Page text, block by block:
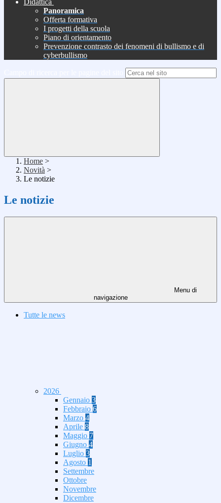
Didattica
Panoramica
Offerta formativa
I progetti della scuola
Piano di orientamento
Prevenzione contrasto dei fenomeni di bullismo e di
cyberbullismo
Home >
Novità >
Le notizie
Le notizie
Menu di
navigazione
Tutte le news
2026
Gennaio 3
Febbraio 6
Marzo 4
Aprile 8
Maggio 7
Giugno 4
Luglio 3
Agosto 1
Settembre
Ottobre
Novembre
Dicembre